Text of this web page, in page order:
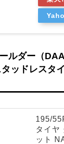
ルダー（
ッドレスタ
195/
タイヤ
ット